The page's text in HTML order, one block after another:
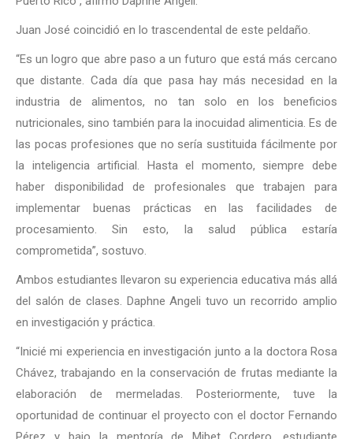
Juan José coincidió en lo trascendental de este peldaño.
“Es un logro que abre paso a un futuro que está más cercano
que distante. Cada día que pasa hay más necesidad en la
industria de alimentos, no tan solo en los beneficios
nutricionales, sino también para la inocuidad alimenticia. Es de
las pocas profesiones que no sería sustituida fácilmente por
la inteligencia artificial. Hasta el momento, siempre debe
haber disponibilidad de profesionales que trabajen para
implementar buenas prácticas en las facilidades de
procesamiento. Sin esto, la salud pública estaría
comprometida”, sostuvo.
Ambos estudiantes llevaron su experiencia educativa más allá
del salón de clases. Daphne Angeli tuvo un recorrido amplio
en investigación y práctica.
“Inicié mi experiencia en investigación junto a la doctora Rosa
Chávez, trabajando en la conservación de frutas mediante la
elaboración de mermeladas. Posteriormente, tuve la
oportunidad de continuar el proyecto con el doctor Fernando